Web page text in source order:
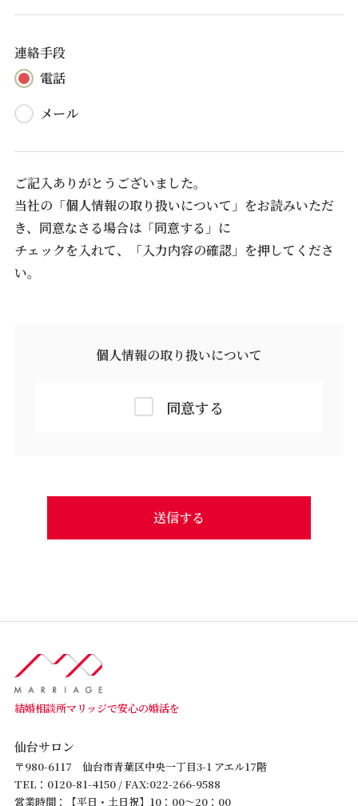
連絡手段
電話
メール
ご記入ありがとうございました。
当社の「個人情報の取り扱いについて」をお読みいただ
き、同意なさる場合は「同意する」に
チェックを入れて、「入力内容の確認」を押してくださ
い。
個人情報の取り扱いについて
同意する
送信する
結婚相談所マリッジで安心の婚活を
仙台サロン
〒980-6117 仙台市青葉区中央一丁目3-1 アエル17階
TEL：0120-81-4150 / FAX:022-266-9588
営業時間：【平日・土日祝】10：00～20：00